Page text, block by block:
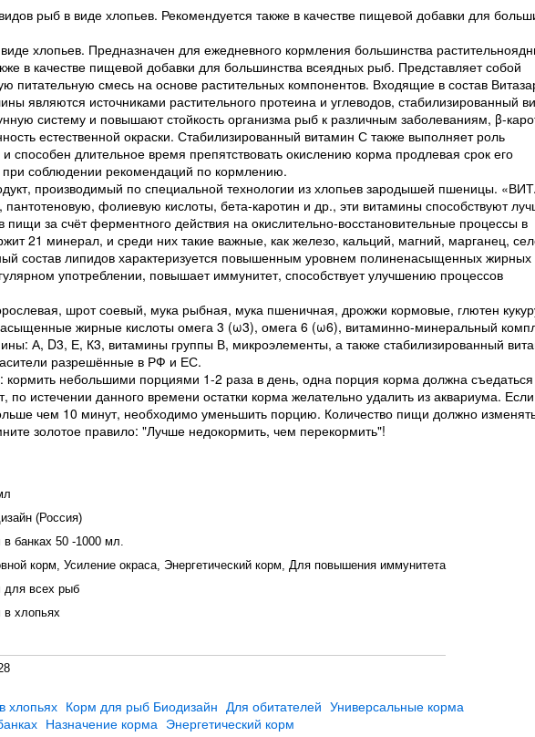
рыб в виде хлопьев. Рекомендуется также в качестве пищевой добавки для
хлопьев. Предназначен для ежедневного кормления большинства
в качестве пищевой добавки для большинства всеядных рыб. Представляет собой
питательную смесь на основе растительных компонентов. Входящие в состав
являются источниками растительного протеина и углеводов, стабилизированный
систему и повышают стойкость организма рыб к различным заболеваниям, β-
естественной окраски. Стабилизированный витамин С также выполняет роль
и способен длительное время препятствовать окислению корма продлевая срок его
соблюдении рекомендаций по кормлению.
производимый по специальной технологии из хлопьев зародышей пшеницы.
фолиевую кислоты, бета-каротин и др., эти витамины способствуют
пищи за счёт ферментного действия на окислительно-восстановительные процессы в
21 минерал, и среди них такие важные, как железо, кальций, магний, марганец,
состав липидов характеризуется повышенным уровнем полиненасыщенных жирных
употреблении, повышает иммунитет, способствует улучшению процессов
шрот соевый, мука рыбная, мука пшеничная, дрожжи кормовые, глютен
жирные кислоты омега 3 (ω3), омега 6 (ω6), витаминно-минеральный
А, D3, Е, К3, витамины группы В, микроэлементы, а также стабилизированный
разрешённые в РФ и ЕС.
небольшими порциями 1-2 раза в день, одна порция корма должна съедаться
по истечении данного времени остатки корма желательно удалить из аквариума.
чем 10 минут, необходимо уменьшить порцию. Количество пищи должно
золотое правило: "Лучше недокормить, чем перекормить"!
(Россия)
в банках 50 -1000 мл.
корм, Усиление окраса, Энергетический корм, Для повышения иммунитета
для всех рыб
в хлопьях
хлопьях Корм для рыб Биодизайн Для обитателей Универсальные корма
Назначение корма Энергетический корм